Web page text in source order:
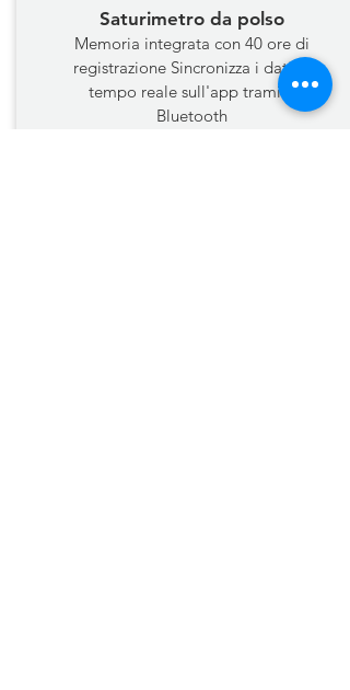
Saturimetro da polso
Memoria integrata con 40 ore di
registrazione Sincronizza i dati in
tempo reale sull'app tramite
Bluetooth